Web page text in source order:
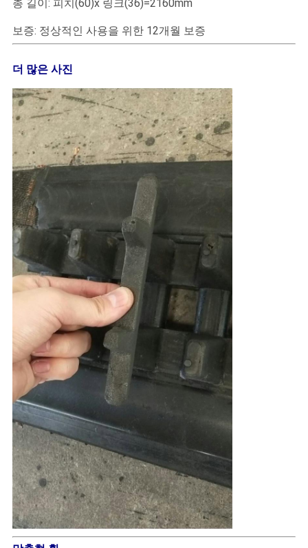
이
트
맵
PRIVACY
POLICY
총 길이: 피치(60)x 링크(36)=2160mm
보증: 정상적인 사용을 위한 12개월 보증
더 많은 사진